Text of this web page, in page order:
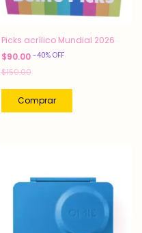
Picks acrílico Mundial 2026
$90.00 -40% OFF
$150.00